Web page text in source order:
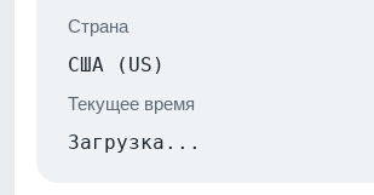
Страна
США (US)
Текущее время
Загрузка...